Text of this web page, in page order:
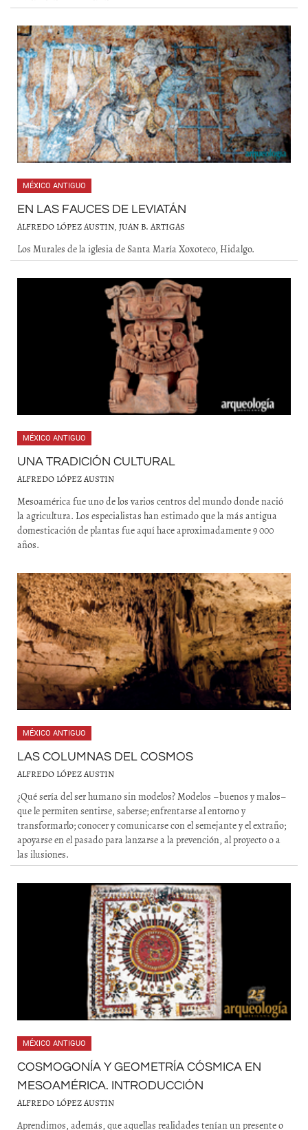
MÉXICO ANTIGUO
EN LAS FAUCES DE LEVIATÁN
ALFREDO LÓPEZ AUSTIN, JUAN B. ARTIGAS
Los Murales de la iglesia de Santa María Xoxoteco, Hidalgo.
MÉXICO ANTIGUO
UNA TRADICIÓN CULTURAL
ALFREDO LÓPEZ AUSTIN
Mesoamérica fue uno de los varios centros del mundo donde nació
la agricultura. Los especialistas han estimado que la más antigua
domesticación de plantas fue aquí hace aproximadamente 9 000
años.
MÉXICO ANTIGUO
LAS COLUMNAS DEL COSMOS
ALFREDO LÓPEZ AUSTIN
¿Qué sería del ser humano sin modelos? Modelos –buenos y malos–
que le permiten sentirse, saberse; enfrentarse al entorno y
transformarlo; conocer y comunicarse con el semejante y el extraño;
apoyarse en el pasado para lanzarse a la prevención, al proyecto o a
las ilusiones.
MÉXICO ANTIGUO
COSMOGONÍA Y GEOMETRÍA CÓSMICA EN
MESOAMÉRICA. INTRODUCCIÓN
ALFREDO LÓPEZ AUSTIN
Aprendimos, además, que aquellas realidades tenían un presente o